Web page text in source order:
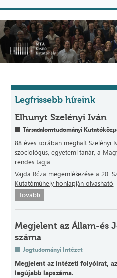
Legfrissebb híreink
Elhunyt Szelényi Iván
Társadalomtudományi
88 éves korában meghalt Szelényi
szociológus, egyetemi tanár, a
rendes tagja.
Vajda Róza megemlékezése a 20.
Kutatóműhely honlapján olvasható
Tovább
Megjelent az Állam-és
száma
Jogtudományi Intézet
Megjelent az intézeti folyóirat,
legújabb lapszáma.